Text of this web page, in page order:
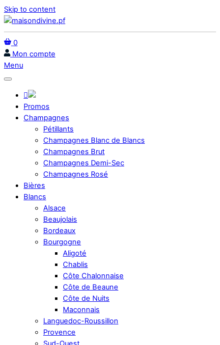
Skip to content
0
Mon compte
Menu
Promos
Champagnes
Pétillants
Champagnes Blanc de Blancs
Champagnes Brut
Champagnes Demi-Sec
Champagnes Rosé
Bières
Blancs
Alsace
Beaujolais
Bordeaux
Bourgogne
Aligoté
Chablis
Côte Chalonnaise
Côte de Beaune
Côte de Nuits
Maconnais
Languedoc-Roussillon
Provence